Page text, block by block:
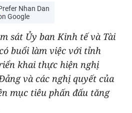
Nhan Dan
Google
sát Ủy ban Kinh tế và Tài
buổi làm việc với tỉnh
khai thực hiện nghị
và các nghị quyết của
mục tiêu phấn đấu tăng